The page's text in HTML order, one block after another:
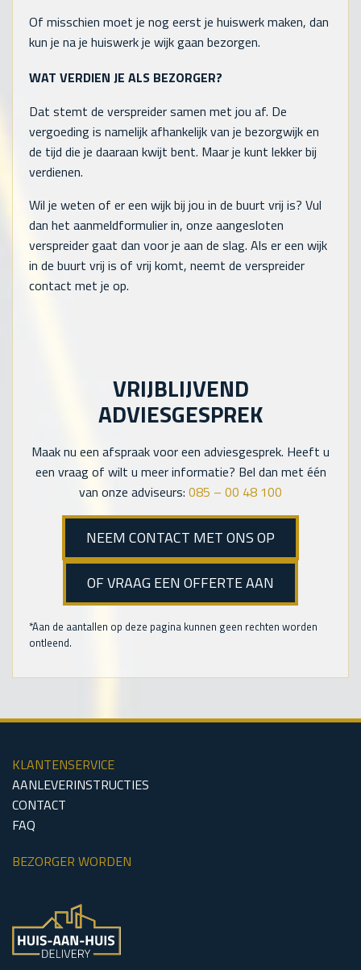
Of misschien moet je nog eerst je huiswerk maken, dan
kun je na je huiswerk je wijk gaan bezorgen.
WAT VERDIEN JE ALS BEZORGER?
Dat stemt de verspreider samen met jou af. De
vergoeding is namelijk afhankelijk van je bezorgwijk en
de tijd die je daaraan kwijt bent. Maar je kunt lekker bij
verdienen.
Wil je weten of er een wijk bij jou in de buurt vrij is? Vul
dan het aanmeldformulier in, onze aangesloten
verspreider gaat dan voor je aan de slag. Als er een wijk
in de buurt vrij is of vrij komt, neemt de verspreider
contact met je op.
VRIJBLIJVEND
ADVIESGESPREK
Maak nu een afspraak voor een adviesgesprek. Heeft u
een vraag of wilt u meer informatie? Bel dan met één
van onze adviseurs: 085 – 00 48 100
NEEM CONTACT MET ONS OP
OF VRAAG EEN OFFERTE AAN
*Aan de aantallen op deze pagina kunnen geen rechten worden
ontleend.
KLANTENSERVICE
AANLEVERINSTRUCTIES
CONTACT
FAQ
BEZORGER WORDEN